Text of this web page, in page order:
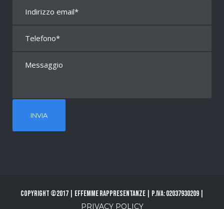
Copyright ©2017 | Effemme Rappresentanze | P.Iva: 02037930209 |
PRIVACY POLICY